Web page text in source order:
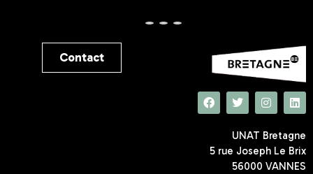
Contact
UNAT Bretagne
5 rue Joseph Le Brix
56000 VANNES